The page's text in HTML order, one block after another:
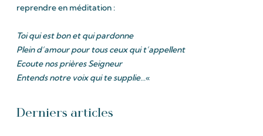
reprendre en méditation :
Toi qui est bon et qui pardonne
Plein d’amour pour tous ceux qui t’appellent
Ecoute nos prières Seigneur
Entends notre voix qui te supplie…«
Derniers articles